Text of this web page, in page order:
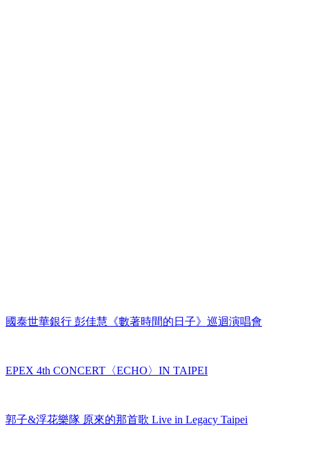
國泰世華銀行 彭佳慧《數著時間的日子》巡迴演唱會
EPEX 4th CONCERT〈ECHO〉IN TAIPEI
郭子&浮花樂隊 原來的那首歌 Live in Legacy Taipei